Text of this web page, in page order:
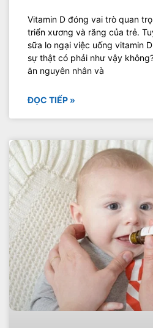
Vitamin D đóng vai trò quan
triển xương và răng của trẻ.
sữa lo ngại việc uống vitamin
sự thật có phải như vậy
ăn nguyên nhân và
ĐỌC TIẾP »